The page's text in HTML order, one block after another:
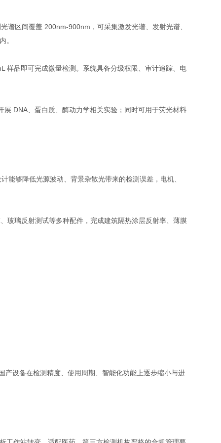
区间覆盖 200nm-900nm，可采集激发光谱、发射光谱、
。
品即可完成微量检测。系统具备分级权限、审计追踪、电
DNA、蛋白质、酶动力学相关实验；同时可用于荧光材料
够降低光源波动、背景杂散光带来的检测误差，电机、
璃反射测试等多种配件，完成建筑隔热涂层反射率、薄膜
设备在检测精度、使用周期、智能化功能上逐步缩小与进